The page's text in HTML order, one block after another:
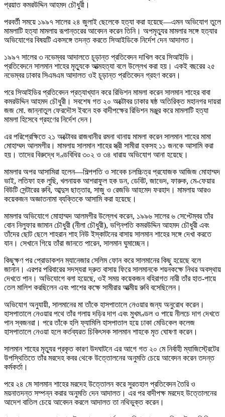
প্রয়াত কমরউদ্দিন আহমদ চৌধুরী।
পরবর্তী সময়ে ১৯৯৭ সালের ২৪ জুলাই ছেলেকে হত্যা করা হয়েছে—এমন অভিযোগ তুলে
মামলাটি হত্যা মামলায় রূপান্তরের আবেদন করেন তিনি। অপমৃত্যুর মামলার সঙ্গে হত্যার
অভিযোগের বিষয়টি একসঙ্গে তদন্ত করতে সিআইডিকে নির্দেশ দেন আদালত।
১৯৯৭ সালের ৩ নভেম্বর আদালতে চূড়ান্ত প্রতিবেদন দাখিল করে সিআইডি।
প্রতিবেদনে সালমান শাহের মৃত্যুকে আত্মহত্যা বলে উল্লেখ করা হয়। একই বছরের ২৫
নভেম্বর ঢাকার সিএমএম আদালত ওই চূড়ান্ত প্রতিবেদন গ্রহণ করেন।
পরে সিআইডির প্রতিবেদন প্রত্যাখ্যান করে রিভিশন মামলা করেন সালমান শাহের বাবা
কমরউদ্দিন আহমদ চৌধুরী। সবশেষ গত ২০ অক্টোবর ঢাকার ষষ্ঠ অতিরিক্ত মহানগর দায়রা
জজ মো. জান্নাতুল ফেরদৌস ইবনে হক বাদীপক্ষের রিভিশন মঞ্জুর করে মামলাটি হত্যা
মামলা হিসেবে গ্রহণের নির্দেশ দেন।
এর পরিপ্রেক্ষিতে ২১ অক্টোবর রাজধানীর রমনা থানায় মামলা করেন সালমান শাহের মামা
মোহাম্মদ আলমগীর। মামলায় সালমান শাহের স্ত্রী সামীরা হকসহ ১১ জনকে আসামি করা
হয়। তাদের বিরুদ্ধে দণ্ডবিধির ৩০২ ও ৩৪ ধারায় অভিযোগ আনা হয়েছে।
মামলার অপর আসামিরা হলেন—শিল্পপতি ও সাবেক চলচ্চিত্র প্রযোজক আজিজ মোহাম্মদ
ভাই, লতিফা হক লুছি, খলনায়ক আশরাফুল হক ডন, ডেবিট, জাভেদ, ফারুক, মে-ফেয়ার
বিউটি সেন্টারের রুবি, আব্দুস ছাত্তার, সাজু ও রেজভি আহমেদ ফরহাদ। মামলায় আরও
কয়েকজন অজ্ঞাতনামা ব্যক্তিকে আসামি করা হয়েছে।
মামলার অভিযোগে মোহাম্মদ আলমগীর উল্লেখ করেন, ১৯৯৬ সালের ৬ সেপ্টেম্বর তাঁর
বোন নিলুফার জামান চৌধুরী (নীলা চৌধুরী), ভগ্নিপতি কমরউদ্দিন আহমদ চৌধুরী এবং
তাঁদের ছোট ছেলে শাহরান শাহ নিউ ইস্কাটনের বাসায় সালমান শাহের সঙ্গে দেখা করতে
যান। সেখানে গিয়ে তাঁরা জানতে পারেন, সালমান ঘুমাচ্ছেন।
কিছুক্ষণ পর প্রোডাকশন ম্যানেজার সেলিম ফোন করে সালমানের কিছু হয়েছে বলে
জানান। এরপর পরিবারের সদস্যরা দ্রুত বাসায় ফিরে সালমানকে শয়নকক্ষে নিথর অবস্থায়
দেখতে পান। অভিযোগে বলা হয়েছে, ওই সময় কয়েকজন বহিরাগত নারী তাঁর হাত-পায়ে
তেল মালিশ করছিলেন এবং পাশের কক্ষে সামীরার আত্মীয় রুবি বসেছিলেন।
অভিযোগ অনুযায়ী, সালমানের মা তাঁকে হাসপাতালে নেওয়ার জন্য অনুরোধ করেন।
হাসপাতালে নেওয়ার পথে তাঁর গলায় দড়ির দাগ এবং মুখমণ্ডল ও পায়ে নীলচে দাগ দেখতে
পান স্বজনরা। পরে তাঁকে হলি ফ্যামিলি হাসপাতাল হয়ে ঢাকা মেডিকেল কলেজ
হাসপাতালে নেওয়া হলে কর্তব্যরত চিকিৎসক সালমান শাহকে মৃত ঘোষণা করেন।
সালমান শাহের মৃত্যুর প্রকৃত কারণ উদঘাটনে এর আগে গত ২০ মে নির্বাহী ম্যাজিস্ট্রেটের
উপস্থিতিতে তাঁর মরদেহ কবর থেকে উত্তোলনের অনুমতি চেয়ে আবেদন করেন তদন্ত
কর্মকর্তা।
পরে ২৪ মে সালমান শাহের মরদেহ উত্তোলন করে সুরতহাল প্রতিবেদন তৈরি ও
ময়নাতদন্ত সম্পন্ন করার অনুমতি দেন আদালত। এর পর বাদীপক্ষ মরদেহ উত্তোলনের
আদেশ বাতিল চেয়ে আবেদন করলে আদালত তা নথিভুক্ত করেন।